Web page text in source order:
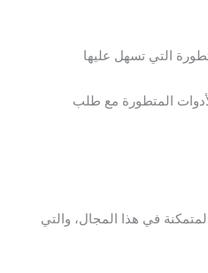
التي تسهل عليها
المتطورة مع طلب
في هذا المجال، والتي